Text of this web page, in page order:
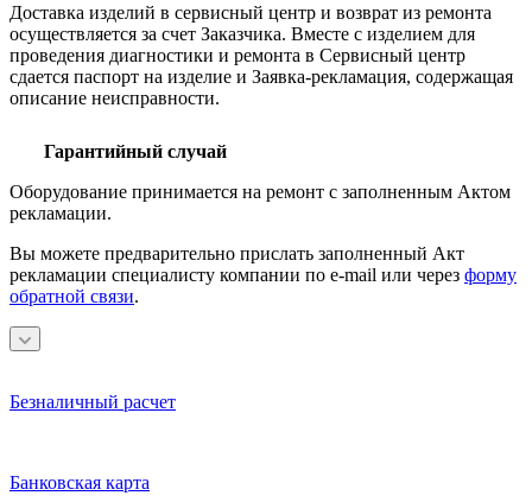
Доставка изделий в сервисный центр и возврат из ремонта
осуществляется за счет Заказчика. Вместе с изделием для
проведения диагностики и ремонта в Сервисный центр
сдается паспорт на изделие и Заявка-рекламация, содержащая
описание неисправности.
Гарантийный случай
Оборудование принимается на ремонт с заполненным Актом
рекламации.
Вы можете предварительно прислать заполненный Акт
рекламации специалисту компании по e-mail или через форму
обратной связи.
Безналичный расчет
Банковская карта